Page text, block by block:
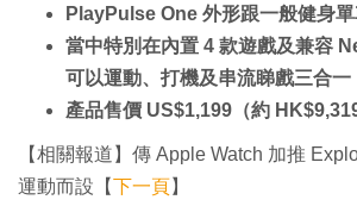
PlayPulse One 外形跟一般健身
當中特別在內置 4 款遊戲及兼容
可以運動、打機及串流睇戲三合一
產品售價 US$1,199（約 HK$9,319
【相關報道】傳 Apple Watch 加推
運動而設【下一頁】